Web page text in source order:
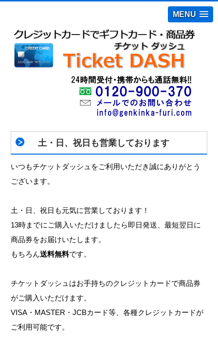
MENU
土・日、祝日も営業しております
いつもチケットダッシュをご利用いただき誠にありがとう
ございます。
土・日、祝日も元気に営業しております！
13時までにご購入いただけましたら即日発送、最短翌日に
商品券をお届けいたします。
もちろん送料無料です。
チケットダッシュはお手持ちのクレジットカードで商品券
がご購入いただけます。
VISA・MASTER・JCBカード等、各種クレジットカードが
ご利用可能です。